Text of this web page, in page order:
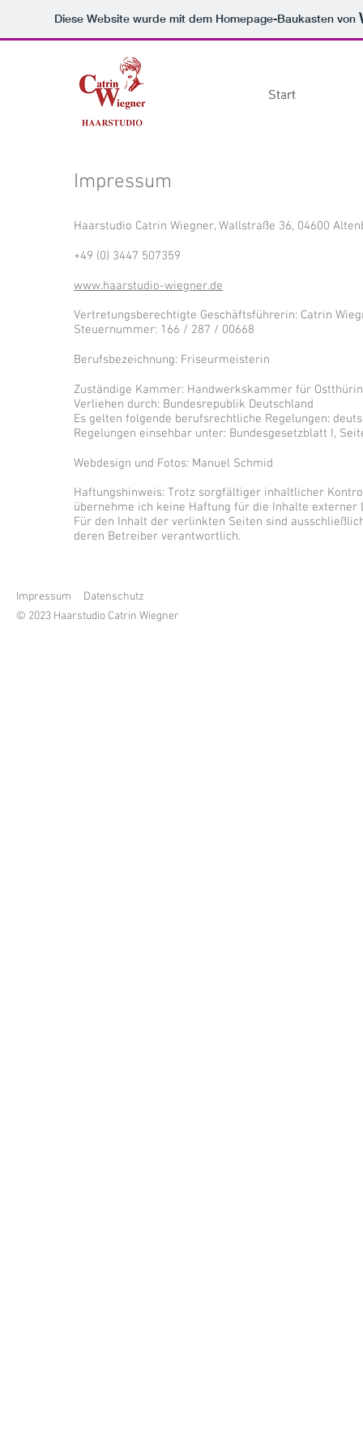
Diese Website wurde mit dem Homepage-Baukasten von
Start
Start
Start
Impressum
Haarstudio Catrin Wiegner, Wallstraße 36, 04600
+49 (0) 3447 507359
www.haarstudio-wiegner.de
Vertretungsberechtigte Geschäftsführerin: Catrin
Steuernummer: 166 / 287 / 00668
Berufsbezeichnung: Friseurmeisterin
Zuständige Kammer: Handwerkskammer für
Verliehen durch: Bundesrepublik Deutschland
Es gelten folgende berufsrechtliche Regelungen:
Regelungen einsehbar unter: Bundesgesetzblatt I,
Webdesign und Fotos: Manuel Schmid
Haftungshinweis: Trotz sorgfältiger inhaltlicher
übernehme ich keine Haftung für die Inhalte externer
Für den Inhalt der verlinkten Seiten sind
deren Betreiber verantwortlich.
Impressum
Datenschutz
© 2023 Haarstudio Catrin Wiegner